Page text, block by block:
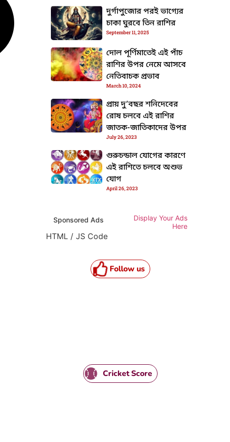
দুর্গাপুজোর পরই ভাগ্যের
চাকা ঘুরবে তিন রাশির
September 11, 2025
দোল পূর্ণিমাতেই এই পাঁচ
রাশির উপর নেমে আসবে
নেতিবাচক প্রভাব
March 10, 2024
প্রায় দু’বছর শনিদেবের
রোষ চলবে এই রাশির
জাতক-জাতিকাদের উপর
July 26, 2023
গুরুচন্ডাল যোগের কারণে
এই রাশিতে চলবে অশুভ
যোগ
April 26, 2023
Sponsored Ads
Display Your Ads
Here
HTML / JS Code
Follow us
Cricket Score